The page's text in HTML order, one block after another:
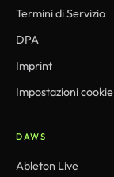
Termini di Servizio
DPA
Imprint
Impostazioni cookie
DAWS
Ableton Live